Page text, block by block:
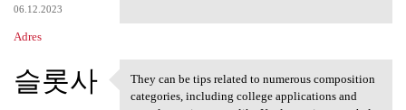
06.12.2023
Adres
슬롯사
They can be tips related to
They can be tips related to numerous composition
categories, including college applications and